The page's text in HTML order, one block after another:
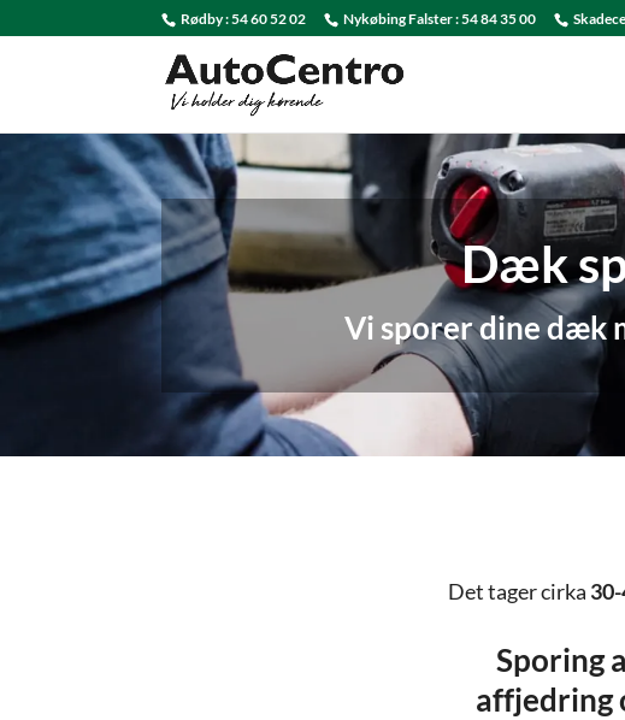
Rødby :54 60 52 02 Nykøbing Falster :54 84 35 00
Dæk
Vi sporer dine dæk
Det tager cirka
Sporing
affjedring